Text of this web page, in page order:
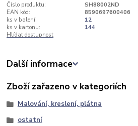
Číslo produktu:
SH88002ND
EAN kód:
8590697600406
ks v balení:
12
ks v kartonu:
144
Hlídat dostupnost
Další informace
Zboží zařazeno v kategoriích
Malování, kreslení, plátna
ostatní